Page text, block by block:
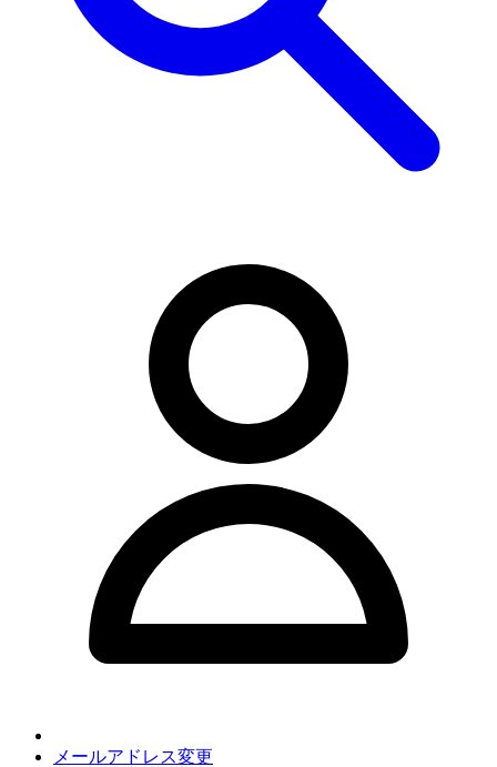
メールアドレス変更